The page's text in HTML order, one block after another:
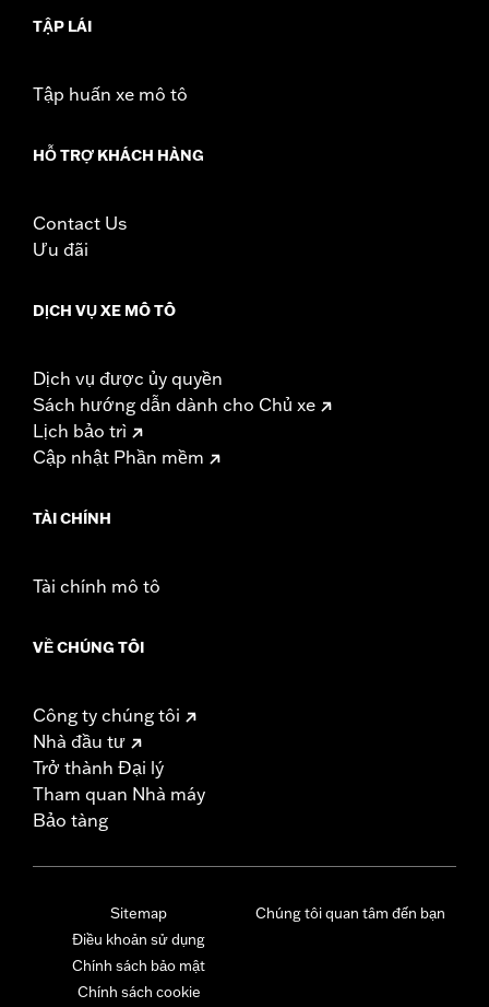
mounting hardware
TẬP LÁI
Tập huấn xe mô tô
HỖ TRỢ KHÁCH HÀNG
Contact Us
Ưu đãi
DỊCH VỤ XE MÔ TÔ
Dịch vụ được ủy quyền
Sách hướng dẫn dành cho Chủ xe
Lịch bảo trì
Cập nhật Phần mềm
TÀI CHÍNH
Tài chính mô tô
VỀ CHÚNG TÔI
Công ty chúng tôi
Nhà đầu tư
Trở thành Đại lý
Tham quan Nhà máy
Bảo tàng
Sitemap
Điều khoản sử dụng
Chính sách bảo mật
Chính sách cookie
Chúng tôi quan tâm đến bạn